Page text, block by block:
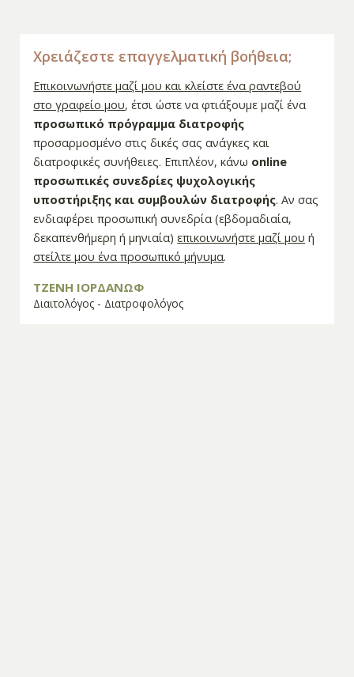
Χρειάζεστε επαγγελματική βοήθεια;
Επικοινωνήστε μαζί μου και κλείστε ένα ραντεβού
στο γραφείο μου, έτσι ώστε να φτιάξουμε μαζί ένα
προσωπικό πρόγραμμα διατροφής
προσαρμοσμένο στις δικές σας ανάγκες και
διατροφικές συνήθειες. Επιπλέον, κάνω online
προσωπικές συνεδρίες ψυχολογικής
υποστήριξης και συμβουλών διατροφής. Αν σας
ενδιαφέρει προσωπική συνεδρία (εβδομαδιαία,
δεκαπενθήμερη ή μηνιαία)επικοινωνήστε μαζί μου ή
στείλτε μου ένα προσωπικό μήνυμα.
ΤΖΕΝΗ ΙΟΡΔΑΝΩΦ
Διαιτολόγος - Διατροφολόγος